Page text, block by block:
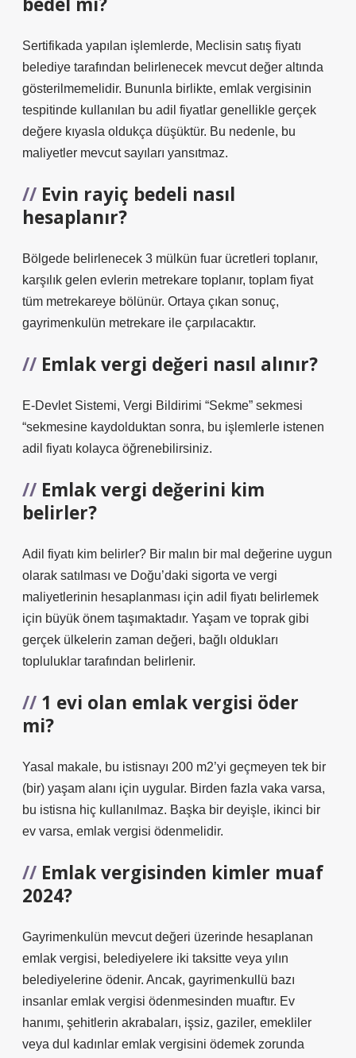
Sertifikada yapılan işlemlerde, Meclisin satış fiyatı
belediye tarafından belirlenecek mevcut değer altında
gösterilmemelidir. Bununla birlikte, emlak vergisinin
tespitinde kullanılan bu adil fiyatlar genellikle gerçek
değere kıyasla oldukça düşüktür. Bu nedenle, bu
maliyetler mevcut sayıları yansıtmaz.
Evin rayiç bedeli nasıl
hesaplanır?
Bölgede belirlenecek 3 mülkün fuar ücretleri toplanır,
karşılık gelen evlerin metrekare toplanır, toplam fiyat
tüm metrekareye bölünür. Ortaya çıkan sonuç,
gayrimenkulün metrekare ile çarpılacaktır.
Emlak vergi değeri nasıl alınır?
E-Devlet Sistemi, Vergi Bildirimi “Sekme” sekmesi
“sekmesine kaydolduktan sonra, bu işlemlerle istenen
adil fiyatı kolayca öğrenebilirsiniz.
Emlak vergi değerini kim
belirler?
Adil fiyatı kim belirler? Bir malın bir mal değerine uygun
olarak satılması ve Doğu’daki sigorta ve vergi
maliyetlerinin hesaplanması için adil fiyatı belirlemek
için büyük önem taşımaktadır. Yaşam ve toprak gibi
gerçek ülkelerin zaman değeri, bağlı oldukları
topluluklar tarafından belirlenir.
1 evi olan emlak vergisi öder
mi?
Yasal makale, bu istisnayı 200 m2’yi geçmeyen tek bir
(bir) yaşam alanı için uygular. Birden fazla vaka varsa,
bu istisna hiç kullanılmaz. Başka bir deyişle, ikinci bir
ev varsa, emlak vergisi ödenmelidir.
Emlak vergisinden kimler muaf
2024?
Gayrimenkulün mevcut değeri üzerinde hesaplanan
emlak vergisi, belediyelere iki taksitte veya yılın
belediyelerine ödenir. Ancak, gayrimenkullü bazı
insanlar emlak vergisi ödenmesinden muaftır. Ev
hanımı, şehitlerin akrabaları, işsiz, gaziler, emekliler
veya dul kadınlar emlak vergisini ödemek zorunda